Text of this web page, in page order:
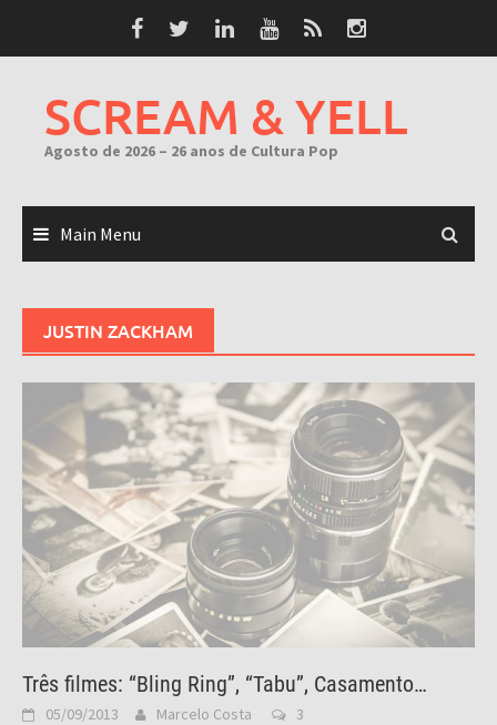
SCREAM & YELL
Agosto de 2026 – 26 anos de Cultura Pop
Main Menu
JUSTIN ZACKHAM
Três filmes: “Bling Ring”, “Tabu”, Casamento…
05/09/2013 Marcelo Costa 3